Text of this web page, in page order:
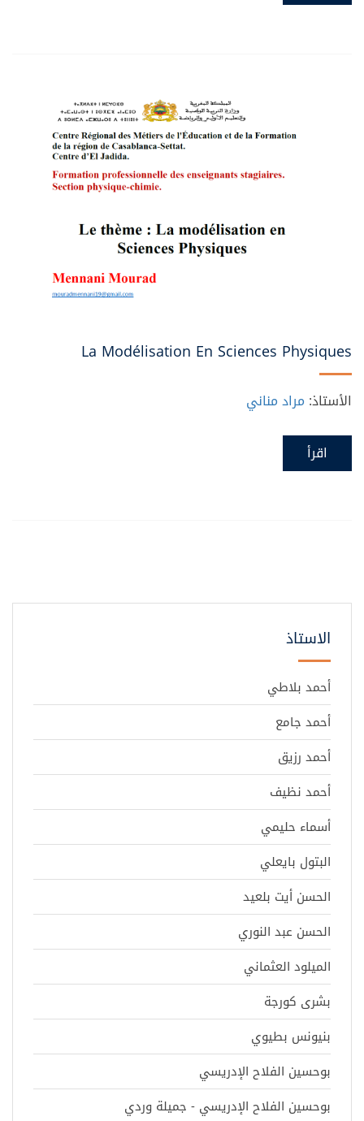
La Modélisation En Sciences Physiques
الأستاذ: مراد مناني
اقرأ
الاستاذ
أحمد بلاطي
أحمد جامع
أحمد رزيق
أحمد نظيف
أسماء حليمي
البتول بايعلي
الحسن أيت بلعيد
الحسن عبد النوري
الميلود العثماني
بشرى كورجة
بنيونس بطيوي
بوحسين الفلاح الإدريسي
بوحسين الفلاح الإدريسي - جميلة وردي